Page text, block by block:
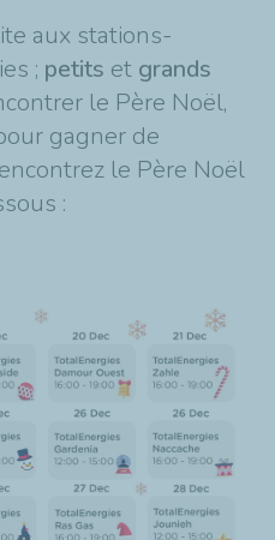
aux stations-
; petits et grands
le Père Noël,
gagner de
le Père Noël
: